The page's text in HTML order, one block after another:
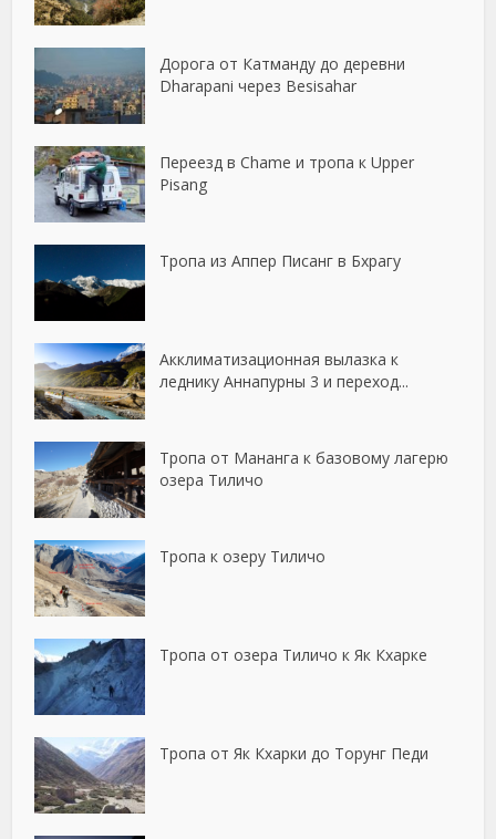
Дорога от Катманду до деревни
Dharapani через Besisahar
Переезд в Chame и тропа к Upper
Pisang
Тропа из Аппер Писанг в Бхрагу
Акклиматизационная вылазка к
леднику Аннапурны 3 и переход...
Тропа от Мананга к базовому лагерю
озера Тиличо
Тропа к озеру Тиличо
Тропа от озера Тиличо к Як Кхарке
Тропа от Як Кхарки до Торунг Педи